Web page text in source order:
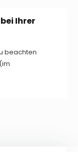
Ihrer
beachten